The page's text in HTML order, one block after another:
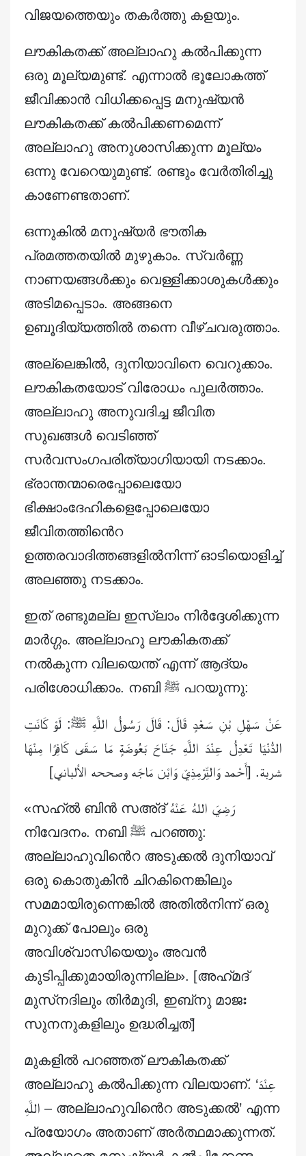
വിജയത്തെയും തകർത്തു കളയും.
ലൗകികതക്ക് അല്ലാഹു കൽപിക്കുന്ന
ഒരു മൂല്യമുണ്ട്. എന്നാൽ ഭൂലോകത്ത്
ജീവിക്കാൻ വിധിക്കപ്പെട്ട മനുഷ്യൻ
ലൗകികതക്ക് കൽപിക്കണമെന്ന്
അല്ലാഹു അനുശാസിക്കുന്ന മൂല്യം
ഒന്നു വേറെയുമുണ്ട്. രണ്ടും വേർതിരിച്ചു
കാണേണ്ടതാണ്.
ഒന്നുകിൽ മനുഷ്യർ ഭൗതിക
പ്രമത്തതയിൽ മുഴുകാം. സ്വർണ്ണ
നാണയങ്ങൾക്കും വെള്ളിക്കാശുകൾക്കും
അടിമപ്പെടാം. അങ്ങനെ
ഉബൂദിയ്യത്തിൽ തന്നെ വീഴ്ചവരുത്താം.
അല്ലെങ്കിൽ, ദുനിയാവിനെ വെറുക്കാം.
ലൗകികതയോട് വിരോധം പുലർത്താം.
അല്ലാഹു അനുവദിച്ച ജീവിത
സുഖങ്ങൾ വെടിഞ്ഞ്
സർവസംഗപരിത്യാഗിയായി നടക്കാം.
ഭ്രാന്തന്മാരെപ്പോലെയോ
ഭിക്ഷാംദേഹികളെപ്പോലെയോ
ജീവിതത്തിൻെറ
ഉത്തരവാദിത്തങ്ങളിൽനിന്ന് ഓടിയൊളിച്ച്
അലഞ്ഞു നടക്കാം.
ഇത് രണ്ടുമല്ല ഇസ്‌ലാം നിർദ്ദേശിക്കുന്ന
മാർഗ്ഗം. അല്ലാഹു ലൗകികതക്ക്
നൽകുന്ന വിലയെന്ത് എന്ന് ആദ്യം
പരിശോധിക്കാം. നബി ﷺ പറയുന്നു:
عَنْ سَهْلِ بْنِ سَعْدٍ قَالَ: قَالَ رَسُولُ اللَّهِ ﷺ: لَوْ كَانَتِ
الدُّنْيَا تَعْدِلُ عِنْدَ اللَّهِ جَنَاحَ بَعُوضَةٍ مَا سَقَى كَافِرًا مِنْهَا
شربة. [أَحْمد وَالتِّرْمِذِيّ وَابْن مَاجَه وصححه الألباني]
«സഹ്ൽ ബിൻ സഅ്ദ് رَضِيَ اللهُ عَنْهُ
നിവേദനം. നബി ﷺ പറഞ്ഞു:
അല്ലാഹുവിൻെറ അടുക്കൽ ദുനിയാവ്
ഒരു കൊതുകിൻ ചിറകിനെങ്കിലും
സമമായിരുന്നെങ്കിൽ അതിൽനിന്ന് ഒരു
മുറുക്ക് പോലും ഒരു
അവിശ്വാസിയെയും അവൻ
കുടിപ്പിക്കുമായിരുന്നില്ല». [അഹ്‌മദ്
മുസ്‌നദിലും തിർമുദി, ഇബ്‌നു മാജഃ
സുനനുകളിലും ഉദ്ധരിച്ചത്]
മുകളിൽ പറഞ്ഞത് ലൗകികതക്ക്
അല്ലാഹു കൽപിക്കുന്ന വിലയാണ്. ‘عِنْدَ
اللَّهِ –അല്ലാഹുവിൻെറ അടുക്കൽ’ എന്ന
പ്രയോഗം അതാണ് അർത്ഥമാക്കുന്നത്.